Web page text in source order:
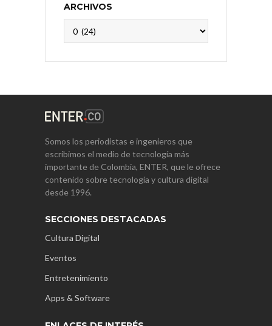
ARCHIVOS
Somos los periodistas e ingenieros que
escribimos el medio de tecnología más
importante de Colombia, ENTER, que le ofrece
contenido sobre tecnología y cultura digital
desde 1996.
SECCIONES DESTACADAS
Cultura Digital
Eventos
Entretenimiento
Apps & Software